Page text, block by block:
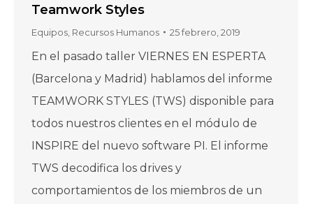
Teamwork Styles
Equipos Recursos Humanos 25 febrero, 2019
En el pasado taller VIERNES EN ESPERTA
(Barcelona y Madrid) hablamos del informe
TEAMWORK STYLES (TWS) disponible para
todos nuestros clientes en el módulo de
INSPIRE del nuevo software PI. El informe
TWS decodifica los drives y
comportamientos de los miembros de un